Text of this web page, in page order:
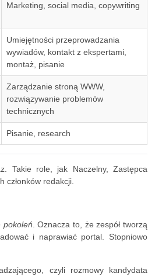
Marketing, social media, copywriting
Umiejętności przeprowadzania
wywiadów, kontakt z ekspertami,
montaż, pisanie
Zarządzanie stroną WWW,
rozwiązywanie problemów
technicznych
Pisanie, research
Takie role, jak Naczelny, Zastępca
redakcji.
pokoleń. Oznacza to, że zespół tworzą
i naprawiać portal. Stopniowo
czyli rozmowy kandydata